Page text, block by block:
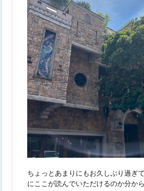
ちょっとあまりにもお久しぶり過ぎ
にここが読んでいただけるのか分か